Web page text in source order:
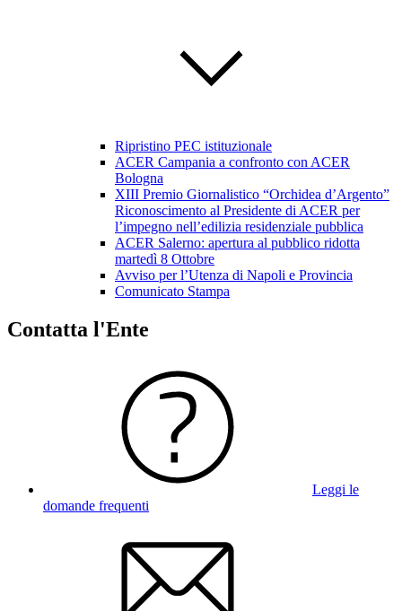
Ripristino PEC istituzionale
ACER Campania a confronto con ACER
Bologna
XIII Premio Giornalistico “Orchidea d’Argento”
Riconoscimento al Presidente di ACER per
l’impegno nell’edilizia residenziale pubblica
ACER Salerno: apertura al pubblico ridotta
martedì 8 Ottobre
Avviso per l’Utenza di Napoli e Provincia
Comunicato Stampa
Contatta l'Ente
Leggi le
domande frequenti